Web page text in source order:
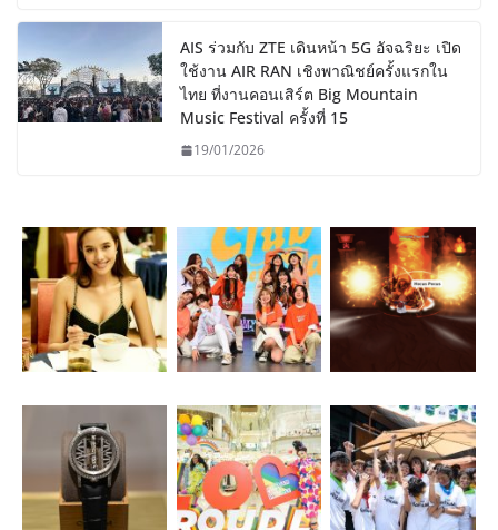
AIS ร่วมกับ ZTE เดินหน้า 5G อัจฉริยะ เปิด
ใช้งาน AIR RAN เชิงพาณิชย์ครั้งแรกใน
ไทย ที่งานคอนเสิร์ต Big Mountain
Music Festival ครั้งที่ 15
19/01/2026